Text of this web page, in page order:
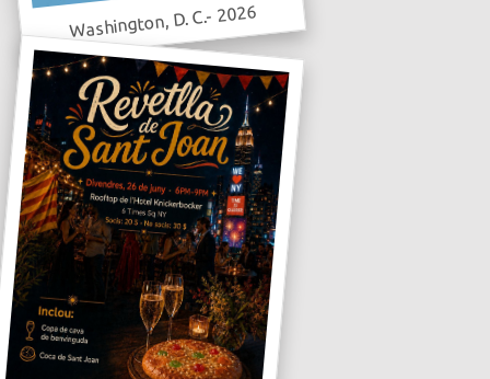
Washington, D. C.- 2026